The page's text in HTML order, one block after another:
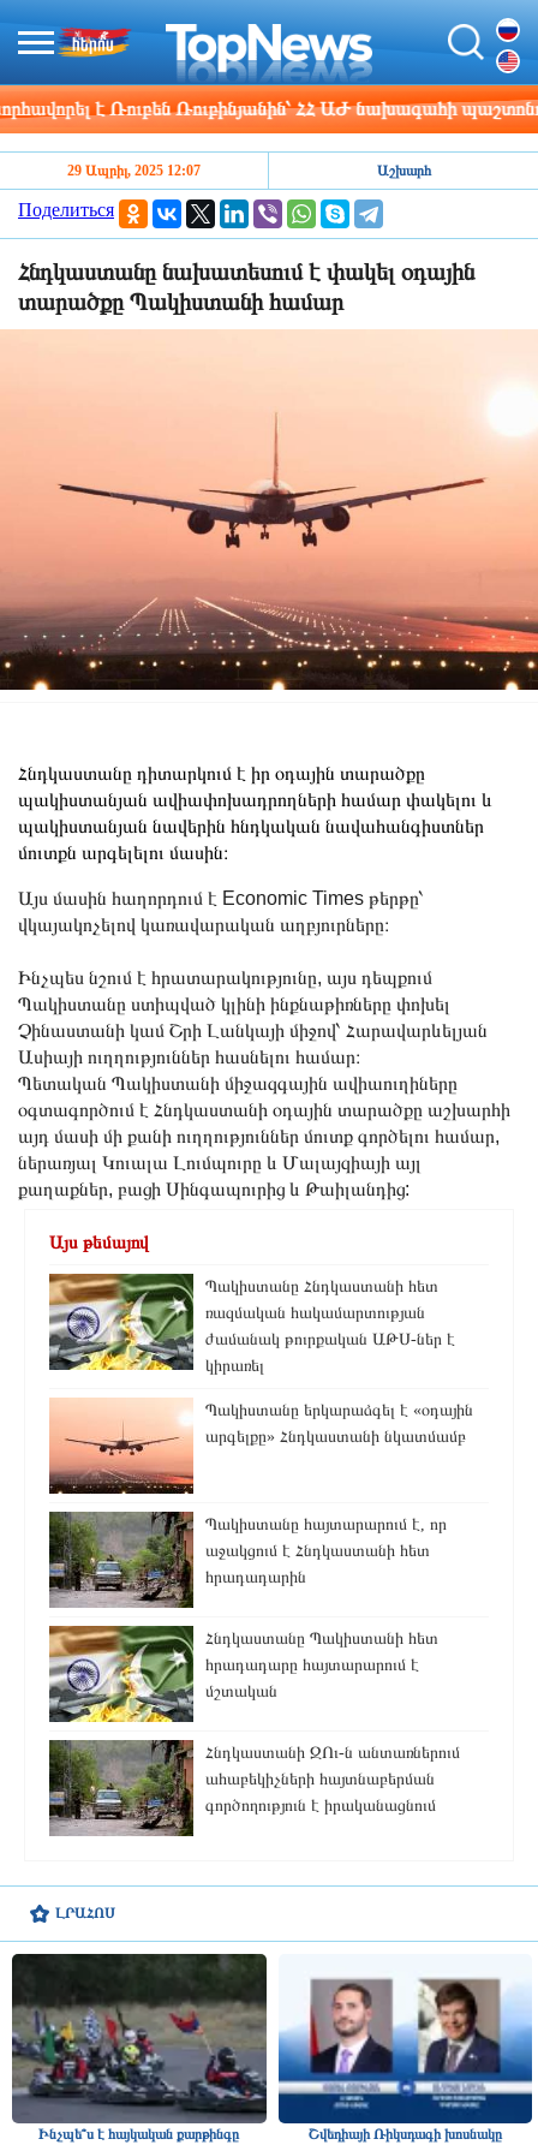
է Ռուբեն Ռուբինյանին՝ ՀՀ ԱԺ նախագահի պաշտոնում
ԼՐԱՀՈՍ
Ինչպե՞ս է հայկական քարթինգը
Շվեդիայի Ռիկսդագի խոսնակը
29 Ապրիլ, 2025 12:07 Աշխարհ
Поделиться
Հնդկաստանը նախատեսում է փակել օդային
տարածքը Պակիստանի համար
Հնդկաստանը դիտարկում է իր օդային տարածքը
պակիստանյան ավիափոխադրողների համար փակելու և
պակիստանյան նավերին հնդկական նավահանգիստներ
մուտքն արգելելու մասին։
Այս մասին հաղորդում է Economic Times թերթը՝
վկայակոչելով կառավարական աղբյուրները։
Ինչպես նշում է հրատարակությունը, այս դեպքում
Պակիստանը ստիպված կլինի ինքնաթիռները փոխել
Չինաստանի կամ Շրի Լանկայի միջով՝ Հարավարևելյան
Ասիայի ուղղություններ հասնելու համար։
Պետական ​​Պակիստանի միջազգային ավիաուղիները
օգտագործում է Հնդկաստանի օդային տարածքը աշխարհի
այդ մասի մի քանի ուղղություններ մուտք գործելու համար,
ներառյալ Կուալա Լումպուրը և Մալայզիայի այլ
քաղաքներ, բացի Սինգապուրից և Թաիլանդից:
Այս թեմայով
Պակիստանը Հնդկաստանի հետ
ռազմական հակամարտության
ժամանակ թուրքական ԱԹՍ-ներ է
կիրառել
Պակիստանը երկարաձգել է «օդային
արգելքը» Հնդկաստանի նկատմամբ
Պակիստանը հայտարարում է, որ
աջակցում է Հնդկաստանի հետ
հրադադարին
Հնդկաստանը Պակիստանի հետ
հրադադարը հայտարարում է
մշտական
Հնդկաստանի ԶՈւ-ն անտառներում
ահաբեկիչների հայտնաբերման
գործողություն է իրականացնում